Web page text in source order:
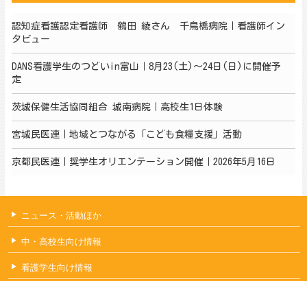
認知症看護認定看護師 鶴田 綾さん 千鳥橋病院｜看護師イン
タビュー
DANS看護学生のつどいin富山｜8月23(土)～24日(日)に開催予
定
茨城保健生活協同組合 城南病院｜高校生1日体験
宮城民医連｜地域とつながる「こども食糧支援」活動
京都民医連｜奨学生オリエンテーション開催｜2026年5月16日
ニュース・活動ほか
中・高校生向け情報
看護学生向け情報